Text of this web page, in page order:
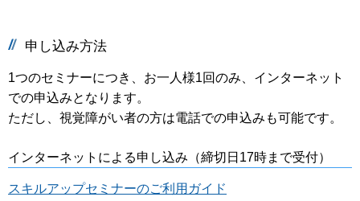
申し込み方法
1つのセミナーにつき、お一人様1回のみ、インターネット
での申込みとなります。
ただし、視覚障がい者の方は電話での申込みも可能です。
インターネットによる申し込み（締切日17時まで受付）
スキルアップセミナーのご利用ガイド